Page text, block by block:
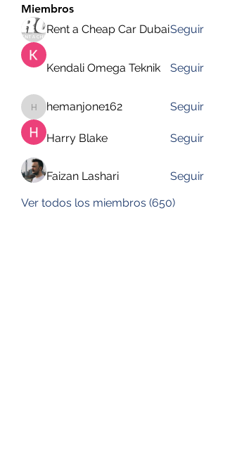
Miembros
Rent a Cheap Car DubaiSeguir
Kendali Omega Teknik Seguir
hemanjone162
hemanjone162 Seguir
Harry Blake Seguir
Faizan Lashari
Seguir
Ver todos los miembros (650)